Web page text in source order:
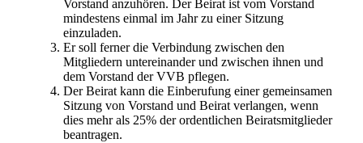
Vorstand anzuhören. Der Beirat ist vom Vorstand
mindestens einmal im Jahr zu einer Sitzung
einzuladen.
Er soll ferner die Verbindung zwischen den
Mitgliedern untereinander und zwischen ihnen und
dem Vorstand der VVB pflegen.
Der Beirat kann die Einberufung einer gemeinsamen
Sitzung von Vorstand und Beirat verlangen, wenn
dies mehr als 25% der ordentlichen Beiratsmitglieder
beantragen.